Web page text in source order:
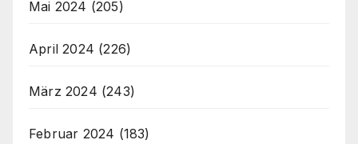
Mai 2024 (205)
April 2024 (226)
März 2024 (243)
Februar 2024 (183)